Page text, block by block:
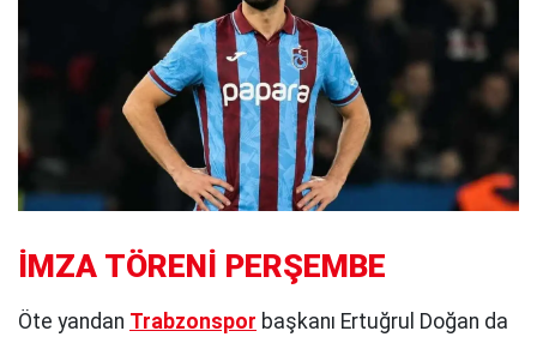
İMZA TÖRENİ PERŞEMBE
Öte yandan Trabzonspor başkanı Ertuğrul Doğan da